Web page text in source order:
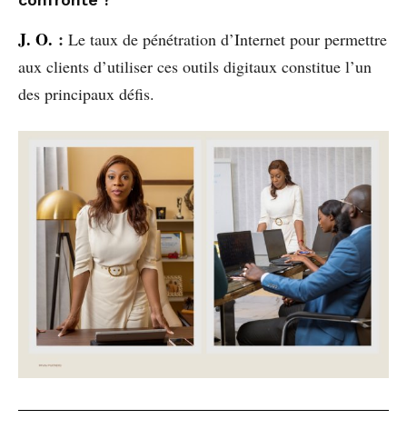
J. O. : Le taux de pénétration d’Internet pour permettre
aux clients d’utiliser ces outils digitaux constitue l’un
des principaux défis.